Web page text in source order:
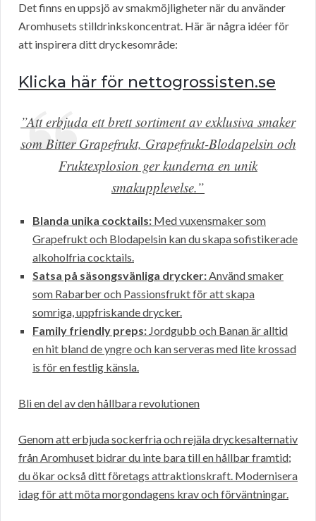
Det finns en uppsjö av smakmöjligheter när du använder
Aromhusets stilldrinkskoncentrat. Här är några idéer för
att inspirera ditt dryckesområde:
Klicka här för nettogrossisten.se
”Att erbjuda ett brett sortiment av exklusiva smaker
som Bitter Grapefrukt, Grapefrukt-Blodapelsin och
Fruktexplosion ger kunderna en unik
smakupplevelse.”
Blanda unika cocktails: Med vuxensmaker som
Grapefrukt och Blodapelsin kan du skapa sofistikerade
alkoholfria cocktails.
Satsa på säsongsvänliga drycker:Använd smaker
som Rabarber och Passionsfrukt för att skapa
somriga, uppfriskande drycker.
Family friendly preps: Jordgubb och Banan är alltid
en hit bland de yngre och kan serveras med lite krossad
is för en festlig känsla.
Bli en del av den hållbara revolutionen
Genom att erbjuda sockerfria och rejäla dryckesalternativ
från Aromhuset bidrar du inte bara till en hållbar framtid;
du ökar också ditt företags attraktionskraft. Modernisera
idag för att möta morgondagens krav och förväntningar.